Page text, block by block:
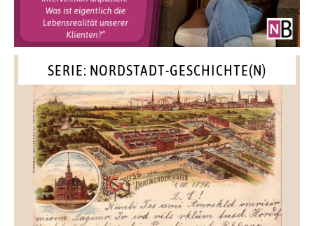
SERIE: NORDSTADT-GESCHICHTE(N)